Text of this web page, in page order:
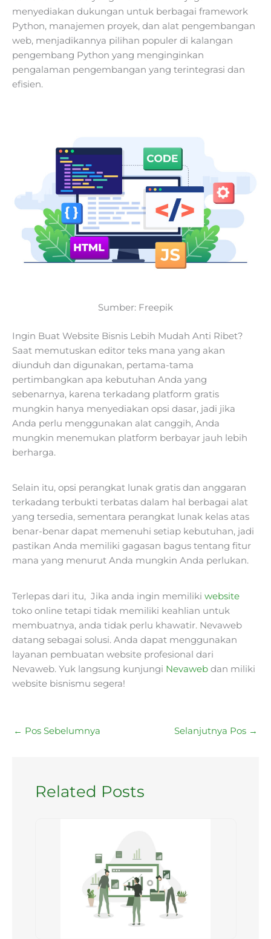
menyediakan dukungan untuk berbagai framework
Python, manajemen proyek, dan alat pengembangan
web, menjadikannya pilihan populer di kalangan
pengembang Python yang menginginkan
pengalaman pengembangan yang terintegrasi dan
efisien.
Sumber: Freepik
Ingin Buat Website Bisnis Lebih Mudah Anti Ribet?
Saat memutuskan editor teks mana yang akan
diunduh dan digunakan, pertama-tama
pertimbangkan apa kebutuhan Anda yang
sebenarnya, karena terkadang platform gratis
mungkin hanya menyediakan opsi dasar, jadi jika
Anda perlu menggunakan alat canggih, Anda
mungkin menemukan platform berbayar jauh lebih
berharga.
Selain itu, opsi perangkat lunak gratis dan anggaran
terkadang terbukti terbatas dalam hal berbagai alat
yang tersedia, sementara perangkat lunak kelas atas
benar-benar dapat memenuhi setiap kebutuhan, jadi
pastikan Anda memiliki gagasan bagus tentang fitur
mana yang menurut Anda mungkin Anda perlukan.
Terlepas dari itu, Jika anda ingin memiliki website
toko online tetapi tidak memiliki keahlian untuk
membuatnya, anda tidak perlu khawatir. Nevaweb
datang sebagai solusi. Anda dapat menggunakan
layanan pembuatan website profesional dari
Nevaweb. Yuk langsung kunjungi Nevaweb dan miliki
website bisnismu segera!
← Pos Sebelumnya Selanjutnya Pos →
Related Posts